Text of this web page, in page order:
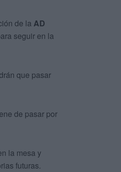
de la AD
seguir en la
que pasar
de pasar por
la mesa y
futuras.